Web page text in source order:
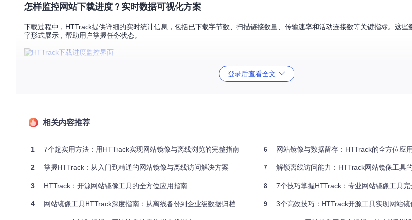
怎样监控网站下载进度？实时数据可视化方案
下载过程中，HTTrack提供详细的实时统计信息，包括已下载字节数、扫描链接数量、传输速率和活动连接数等关键指标。这些
字形式展示，帮助用户掌握任务状态。
通过监控界面，用户可以清晰看到每个文件的下载状态，包括请求、接收、跳过等操作。遇到问题时，可根据实时数据调整下载
下载完成后，HTTrack会显示总结信息，包括总下载字节数和完成状态。用户可通过"View log file"按钮查看详细日志，检查可能
se Web"则直接在本地浏览器中打开镜像网站。
与原网站一致，实现无缝的离线体验。
企业网络环境如何配置？代理服务器设置方案
在需要通过代理访问网络的环境中，HTTrack提供了灵活的代理配置选项。在设置界面的"Proxy"标签页中，可输入代理服务器地
登录后查看全文
相关内容推荐
1 7个超实用方法：用HTTrack实现网站镜像与离线浏览的完整指南
2 掌握HTTrack：从入门到精通的网站镜像与离线访问解决方案
3 HTTrack：开源网站镜像工具的全方位应用指南
4 网站镜像工具HTTrack深度指南：从离线备份到企业级数据归档
6 网站镜像与数据留存：HTTrack的全方位应
7 解锁离线访问能力：HTTrack网站镜像工具
8 7个技巧掌握HTTrack：专业网站镜像工具完
9 3个高效技巧：HTTrack开源工具实现网站镜